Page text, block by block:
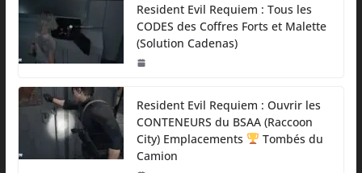
Resident Evil Requiem : Tous les
CODES des Coffres Forts et Malette
(Solution Cadenas)
Resident Evil Requiem : Ouvrir les
CONTENEURS du BSAA (Raccoon
City) Emplacements
Tombés du
Camion